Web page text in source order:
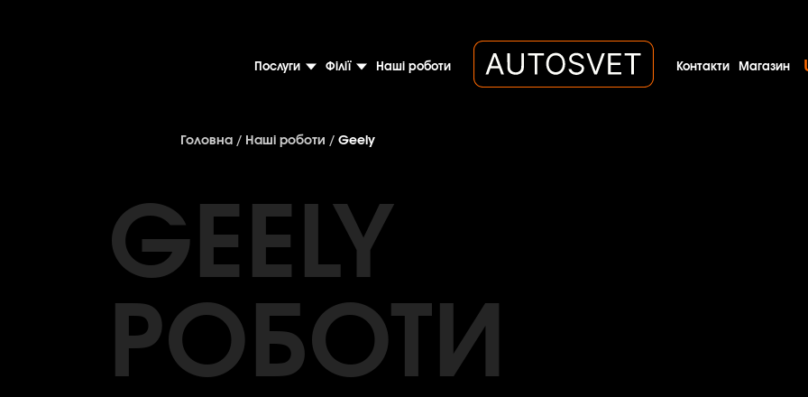
Послуги Філії Наші роботи Контакти Магазин
Головна / Наші роботи / Geely
GEELY
РОБОТИ